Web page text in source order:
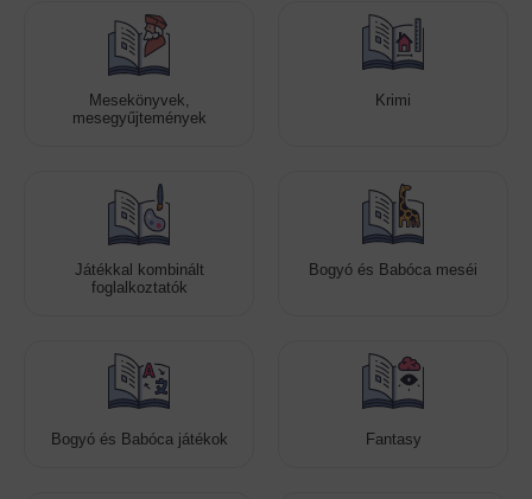
Mesekönyvek,
mesegyűjtemények
Krimi
Játékkal kombinált
foglalkoztatók
Bogyó és Babóca meséi
Bogyó és Babóca játékok Fantasy